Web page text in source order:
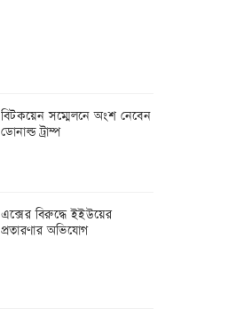
বিটকয়েন সম্মেলনে অংশ নেবেন
ডোনাল্ড ট্রাম্প
এক্সের বিরুদ্ধে ইইউয়ের
প্রতারণার অভিযোগ